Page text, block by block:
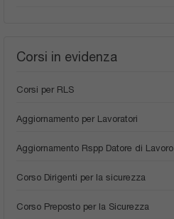
Corsi in evidenza
Corsi per RLS
Aggiornamento per Lavoratori
Aggiornamento Rspp Datore di Lavoro
Corso Dirigenti per la sicurezza
Corso Preposto per la Sicurezza